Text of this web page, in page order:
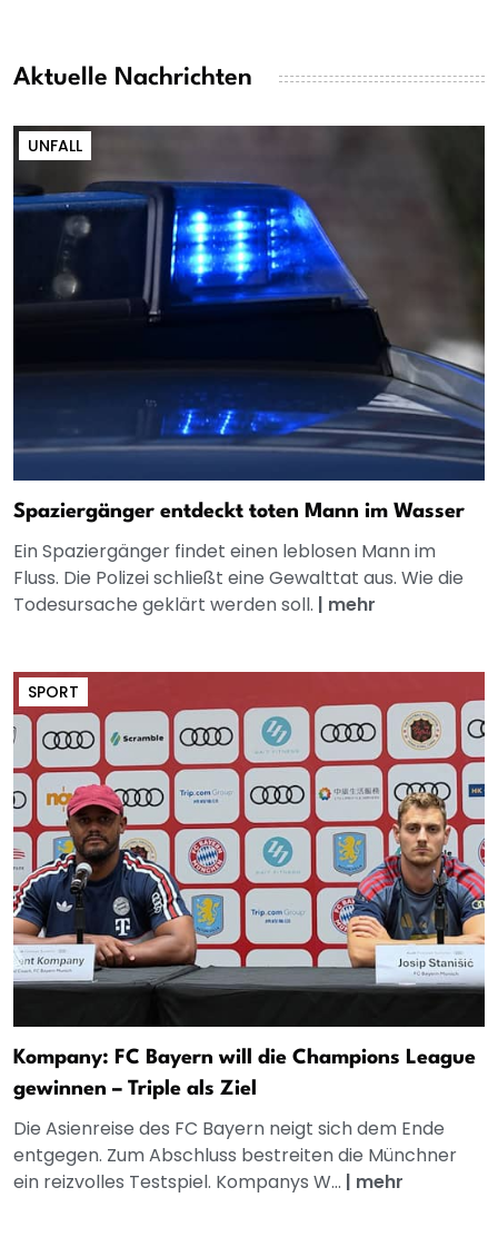
Aktuelle Nachrichten
UNFALL
Spaziergänger entdeckt toten Mann im Wasser
Ein Spaziergänger findet einen leblosen Mann im
Fluss. Die Polizei schließt eine Gewalttat aus. Wie die
Todesursache geklärt werden soll. | mehr
SPORT
Kompany: FC Bayern will die Champions League
gewinnen – Triple als Ziel
Die Asienreise des FC Bayern neigt sich dem Ende
entgegen. Zum Abschluss bestreiten die Münchner
ein reizvolles Testspiel. Kompanys W... | mehr